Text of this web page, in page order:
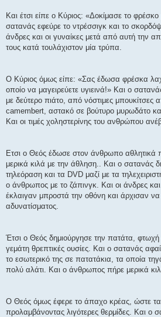
Και έτσι είπε ο Κύριος: «Δοκίμασε το
σατανάς εφεύρε το ντρέσσιγκ και το
άνδρες και οι γυναίκες μετά από αυτή την
τους κατά τουλάχιστον μία τρύπα.
Ο Κύριος όμως είπε: «Σας έδωσα φρέσκα
οποίο να μαγειρεύετε υγιεινά!» Και ο
με δεύτερο πιάτο, από νόστιμες μπουκίτσες
camembert, αστακό σε βούτυρο μυρωδάτο
Και οι τιμές χοληστερίνης του ανθρώπου
Ετσι ο Θεός έδωσε στον άνθρωπο αθλητικά
μερικά κιλά με την άθληση.. Και ο σατανάς
τηλεόραση και τα DVD μαζί με τα
ο άνθρωπος με το ζάπινγκ. Και οι άνδρες
έκλαιγαν μπροστά την οθόνη και άρχισαν
αδυνατίσματος.
Έτσι ο Θεός δημιούργησε την πατάτα, φτωχή
γεμάτη θρεπτικές ουσίες. Και ο σατανάς
το εσωτερικό της σε πατατάκια, τα οποία
πολύ αλάτι. Και ο άνθρωπος πήρε μερικά
Ο Θεός όμως έφερε το άπαχο κρέας, ώστε τα
προλαμβάνοντας λιγότερες θερμίδες. Και ο